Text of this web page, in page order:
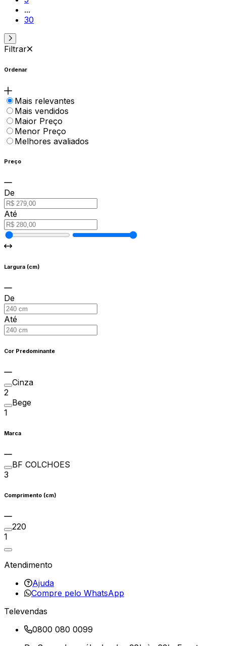
...
30
Filtrar
Ordenar
Mais relevantes
Mais vendidos
Maior Preço
Menor Preço
Melhores avaliados
Preço
De
Até
Largura (cm)
De
Até
Cor Predominante
Cinza
2
Bege
1
Marca
BF COLCHOES
3
Comprimento (cm)
220
1
Atendimento
Ajuda
Compre pelo WhatsApp
Televendas
0800 080 0099